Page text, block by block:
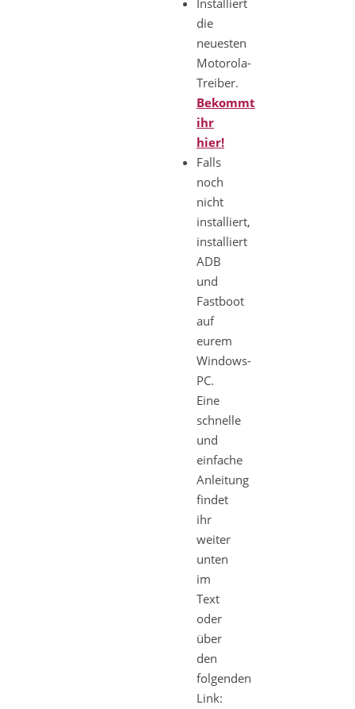
die
neuesten
Motorola-
Treiber.
Bekommt
ihr
hier!
Falls
noch
nicht
installiert,
installiert
ADB
und
Fastboot
auf
eurem
Windows-
PC.
Eine
schnelle
und
einfache
Anleitung
findet
ihr
weiter
unten
im
Text
oder
über
den
folgenden
Link: